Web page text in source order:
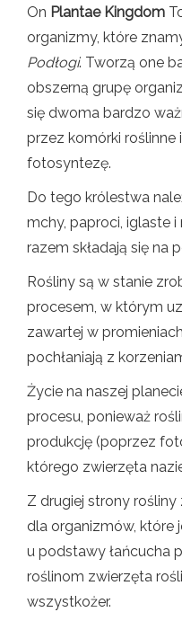
On Plantae Kingdom
organizmy, które
Podłogi. Tworzą one
obszerną grupę
się dwoma bardzo
przez komórki
fotosyntezę.
Do tego królestwa
mchy, paproci, iglaste
razem składają się na
Rośliny są w stanie
procesem, w którym
zawartej w
pochłaniają z
Życie na naszej
procesu, ponieważ
produkcję (poprzez
którego zwierzęta
Z drugiej strony
dla organizmów, które
u podstawy łańcucha
roślinom zwierzęta
wszystkożer.